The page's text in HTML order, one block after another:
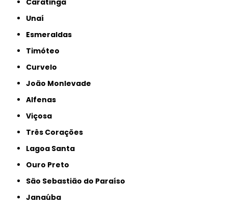
Caratinga
Unaí
Esmeraldas
Timóteo
Curvelo
João Monlevade
Alfenas
Viçosa
Três Corações
Lagoa Santa
Ouro Preto
São Sebastião do Paraíso
Janaúba